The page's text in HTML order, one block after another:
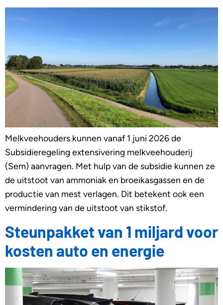
Melkveehouders kunnen vanaf 1 juni 2026 de
Subsidieregeling extensivering melkveehouderij
(Sem) aanvragen. Met hulp van de subsidie kunnen ze
de uitstoot van ammoniak en broeikasgassen en de
productie van mest verlagen. Dit betekent ook een
vermindering van de uitstoot van stikstof.
Steunpakket van 1 miljard voor
kosten auto en energie